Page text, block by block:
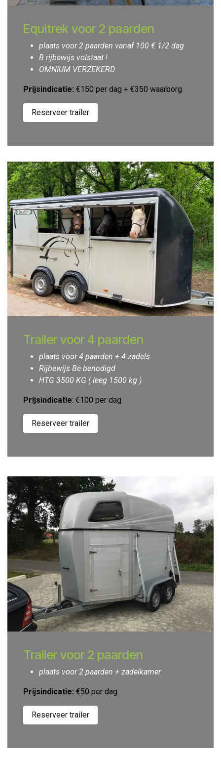
Equitrek voor 2 paarden
plaats voor 2 paarden vanaf 100 € 1/2 dag
B rijbewijs volstaat !
OMNIUM VERZEKERD
Prijsindicatie: €150 per dag + €350 waarborg
Reserveer trailer
Trailer voor 4 paarden
plaats voor 4 paarden + 4 zadels
Rijbewijs Be benodigd
HTG 3500 KG ( leeg 1500 kg )
Prijsindicatie: €100 per dag
Reserveer trailer
Trailer voor 2 paarden
plaats voor 2 paarden + zadelkamer
Prijsindicatie: €50 per dag
Reserveer trailer